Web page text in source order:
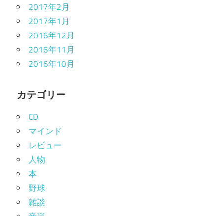
2017年2月
2017年1月
2016年12月
2016年11月
2016年10月
カテゴリー
CD
マインド
レビュー
人物
本
野球
雑談